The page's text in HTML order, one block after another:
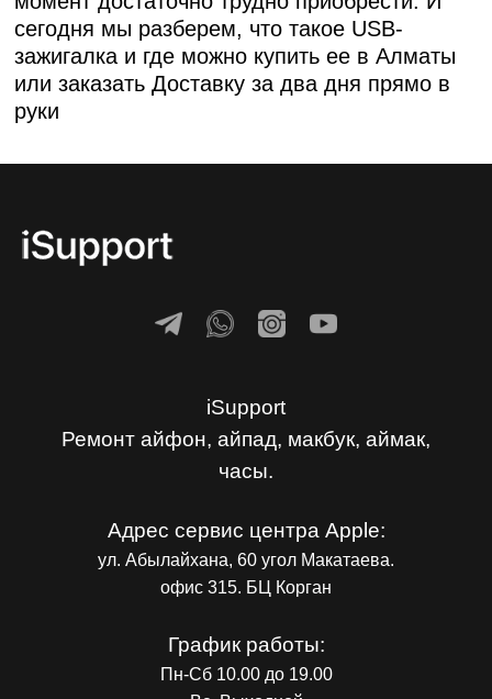
сегодня мы разберем, что такое USB-
зажигалка и где можно купить ее в Алматы
или заказать Доставку за два дня прямо в
руки
iSupport
Ремонт айфон, айпад, макбук, аймак,
часы.
Адрес сервис центра Apple:
ул. Абылайхана, 60 угол Макатаева.
офис 315. БЦ Корган
График работы:
Пн-Сб 10.00 до 19.00